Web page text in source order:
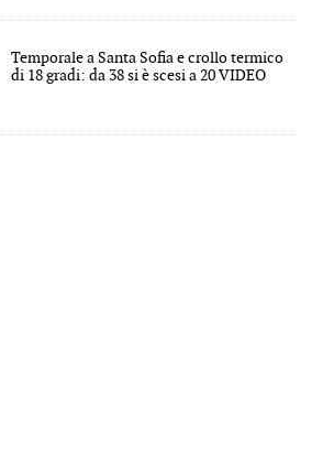
Temporale a Santa Sofia e crollo termico
di 18 gradi: da 38 si è scesi a 20 VIDEO